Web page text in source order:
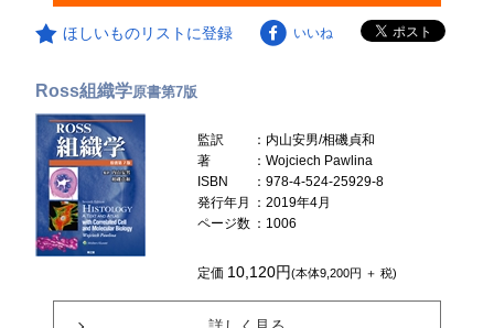
ほしいものリストに登録 いいね
Ross組織学原書第7版
監訳
：内山安男/相磯貞和
著
：Wojciech Pawlina
ISBN
：978-4-524-25929-8
発行年月
：2019年4月
ページ数 ：1006
定価 10,120円(本体9,200円 ＋ 税)